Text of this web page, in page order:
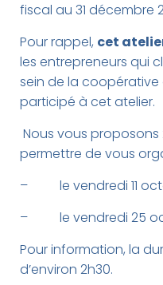
fiscal au 31 décembre
Pour rappel, cet
les entrepreneurs qui
sein de la coopérative
participé à cet atelier.
Nous vous
permettre de vous
– le vendredi 11
– le vendredi 25
Pour information, la
d’environ 2h30.